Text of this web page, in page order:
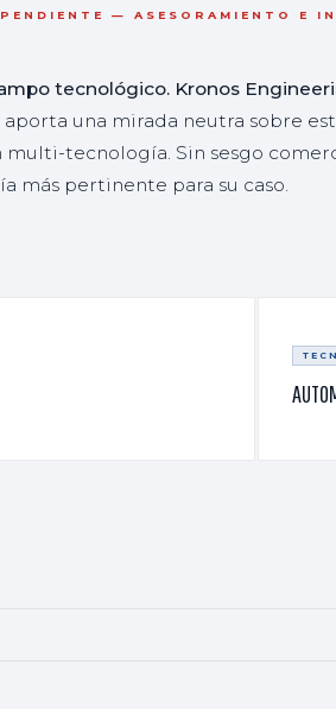
— ASESORAMIENTO E
tecnológico. Kronos
una mirada neutra sobre
tecnología. Sin sesgo
más pertinente para su caso.